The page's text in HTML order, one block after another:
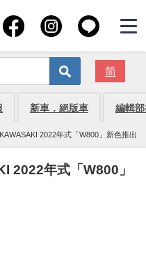
简
新車．絕版車 編輯
2022年式「W800」新色推出
2022年式「W800」